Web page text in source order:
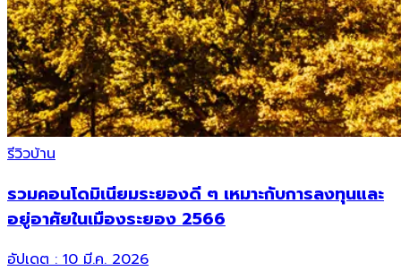
รีวิวบ้าน
รวมคอนโดมิเนียมระยองดี ๆ เหมาะกับการลงทุนและ
อยู่อาศัยในเมืองระยอง 2566
อัปเดต : 10 มี.ค. 2026